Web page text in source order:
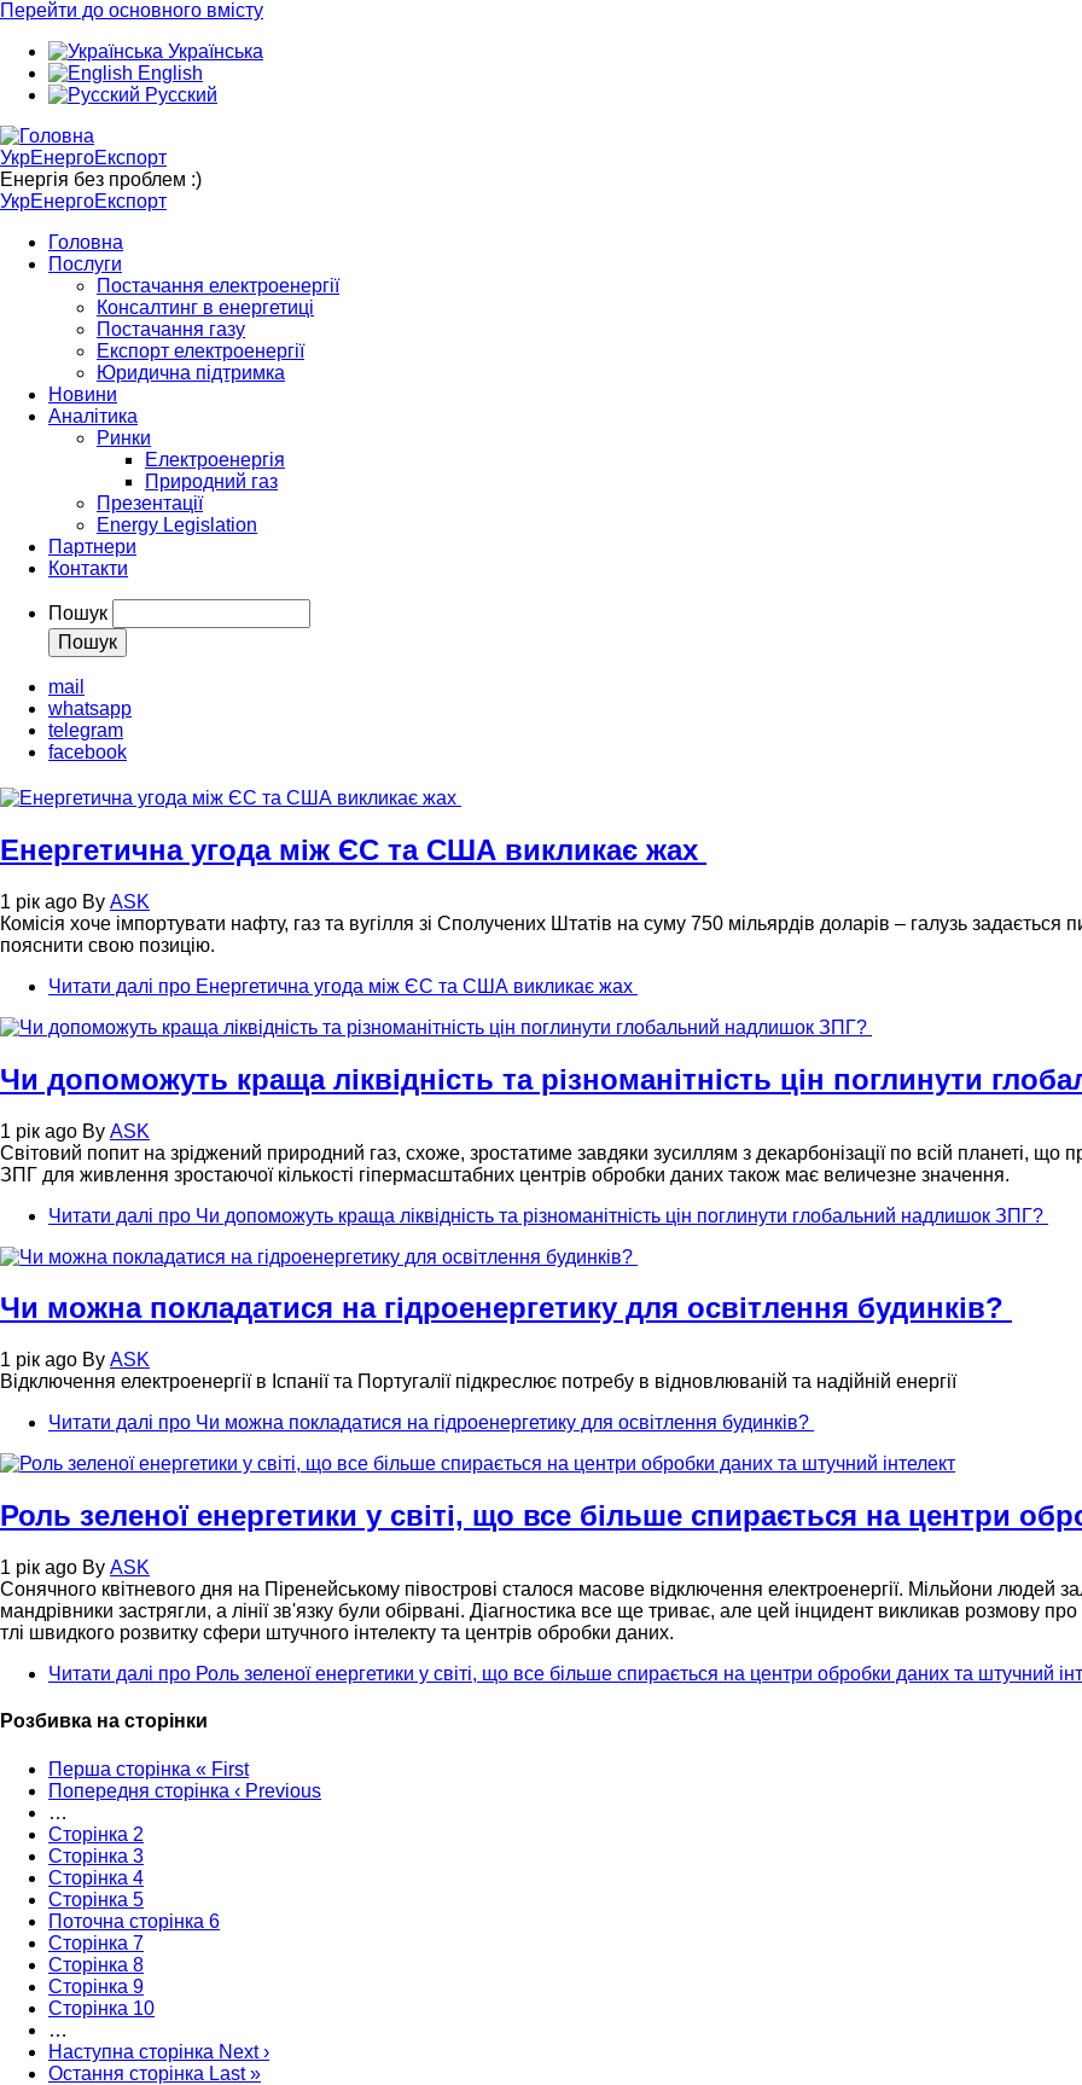
Перейти до основного вмісту
Українська
English
Русский
УкрЕнергоЕкспорт
Енергія без проблем :)
УкрЕнергоЕкспорт
Головна
Послуги
Постачання електроенергії
Консалтинг в енергетиці
Постачання газу
Експорт електроенергії
Юридична підтримка
Новини
Аналітика
Ринки
Електроенергія
Природний газ
Презентації
Energy Legislation
Партнери
Контакти
Пошук
mail
whatsapp
telegram
facebook
Енергетична угода між ЄС та США викликає жах
1 рік ago By ASK
Комісія хоче імпортувати нафту, газ та вугілля зі Сполучених Штатів на суму 750 мільярдів доларів – галузь
пояснити свою позицію.
Читати далі про Енергетична угода між ЄС та США викликає жах
Чи допоможуть краща ліквідність та різноманітність цін поглинути
1 рік ago By ASK
Світовий попит на зріджений природний газ, схоже, зростатиме завдяки зусиллям з декарбонізації по всій планеті, що
ЗПГ для живлення зростаючої кількості гіпермасштабних центрів обробки даних також має величезне значення.
Читати далі про Чи допоможуть краща ліквідність та різноманітність цін поглинути глобальний надлишок ЗПГ?
Чи можна покладатися на гідроенергетику для освітлення будинків?
1 рік ago By ASK
Відключення електроенергії в Іспанії та Португалії підкреслює потребу в відновлюваній та надійній енергії
Читати далі про Чи можна покладатися на гідроенергетику для освітлення будинків?
Роль зеленої енергетики у світі, що все більше спирається на центри
1 рік ago By ASK
Сонячного квітневого дня на Піренейському півострові сталося масове відключення електроенергії. Мільйони людей
мандрівники застрягли, а лінії зв'язку були обірвані. Діагностика все ще триває, але цей інцидент викликав розмову
тлі швидкого розвитку сфери штучного інтелекту та центрів обробки даних.
Читати далі про Роль зеленої енергетики у світі, що все більше спирається на центри обробки даних та штучний
Розбивка на сторінки
Перша сторінка « First
Попередня сторінка ‹ Previous
…
Сторінка 2
Сторінка 3
Сторінка 4
Сторінка 5
Поточна сторінка 6
Сторінка 7
Сторінка 8
Сторінка 9
Сторінка 10
…
Наступна сторінка Next ›
Остання сторінка Last »